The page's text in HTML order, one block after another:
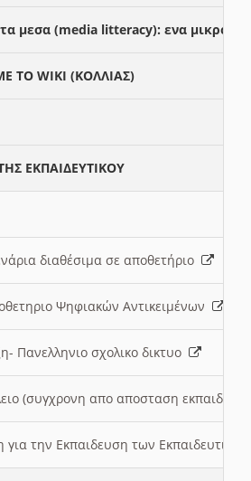
μεσα (media litteracy): ενα μικρο
ΤΟ WIKI (ΚΟΛΛΙΑΣ)
ΕΚΠΑΙΔΕΥΤΙΚΟΥ
διαθέσιμα σε αποθετήριο
Ψηφιακών Αντικειμένων
Πανελληνιο σχολικο δικτυο
(συγχρονη απο αποσταση
για την Εκπαιδευση των